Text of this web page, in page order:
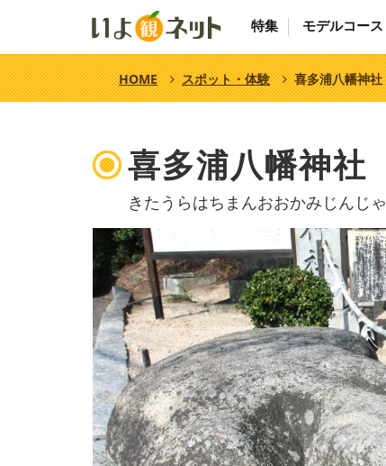
特集 モデルコース
HOME スポット・体験 喜多浦八幡神社
喜多浦八幡神社
きたうらはちまんおおかみじんじゃ